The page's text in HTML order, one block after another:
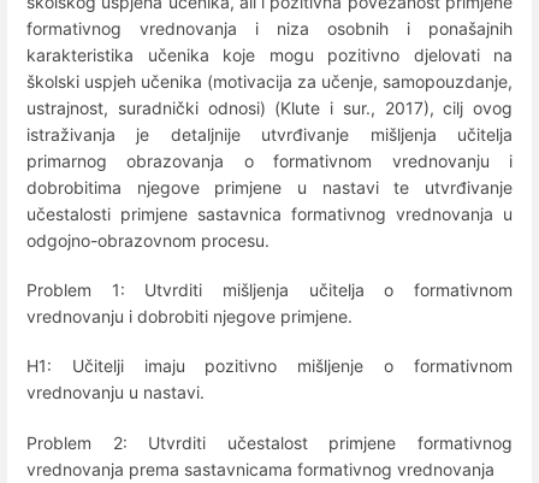
formativnog vrednovanja i niza osobnih i ponašajnih
karakteristika učenika koje mogu pozitivno djelovati na
školski uspjeh učenika (motivacija za učenje, samopouzdanje,
ustrajnost, suradnički odnosi) (Klute i sur., 2017), cilj ovog
istraživanja je detaljnije utvrđivanje mišljenja učitelja
primarnog obrazovanja o formativnom vrednovanju i
dobrobitima njegove primjene u nastavi te utvrđivanje
učestalosti primjene sastavnica formativnog vrednovanja u
odgojno-obrazovnom procesu.
Problem 1: Utvrditi mišljenja učitelja o formativnom
vrednovanju i dobrobiti njegove primjene.
H1: Učitelji imaju pozitivno mišljenje o formativnom
vrednovanju u nastavi.
Problem 2: Utvrditi učestalost primjene formativnog
vrednovanja prema sastavnicama formativnog vrednovanja